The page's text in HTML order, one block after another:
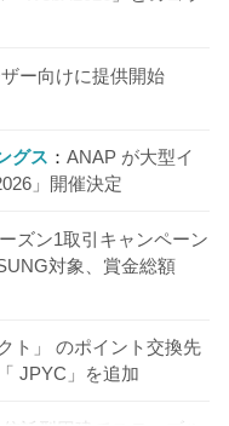
ー向けに提供開始
グス
ANAP が大型イ
」開催決定
ズン1取引キャンペーン
対象、賞金総額
クト」 のポイント交換先
JPYC」を追加